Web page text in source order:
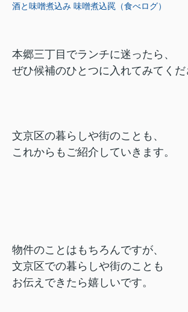
酒と味噌煮込み 味噌煮込罠（食べログ）
本郷三丁目でランチに迷ったら、
ぜひ候補のひとつに入れてみてくだ
文京区の暮らしや街のことも、
これからもご紹介していきます。
物件のことはもちろんですが、
文京区での暮らしや街のことも
お伝えできたら嬉しいです。